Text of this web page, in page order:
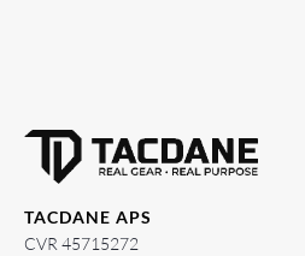
TACDANE APS
CVR 45715272